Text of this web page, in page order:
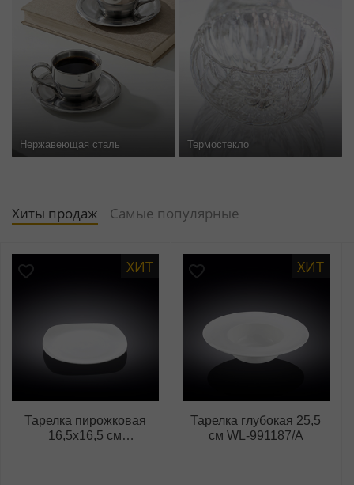
Нержавеющая сталь Термостекло
Хиты продаж Самые популярные
ХИТ
Тарелка пирожковая
16,5x16,5 см
ХИТ
Тарелка глубокая 25,5
см WL‑991187/A